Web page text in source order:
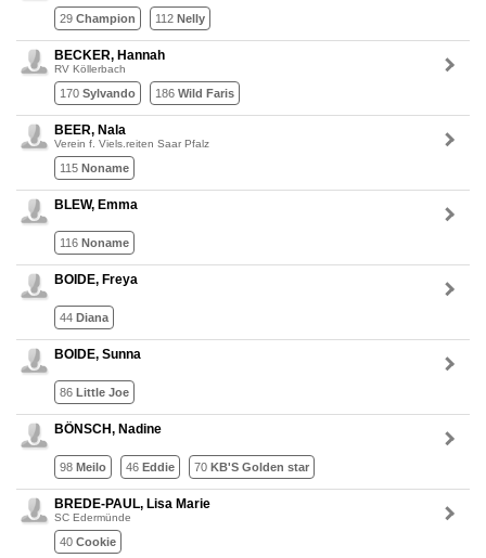
29 Champion 112 Nelly
BECKER, Hannah
RV Köllerbach
170 Sylvando 186 Wild Faris
BEER, Nala
Verein f. Viels.reiten Saar Pfalz
115 Noname
BLEW, Emma
116 Noname
BOIDE, Freya
44 Diana
BOIDE, Sunna
86 Little Joe
BÖNSCH, Nadine
98 Meilo 46 Eddie 70 KB'S Golden star
BREDE-PAUL, Lisa Marie
SC Edermünde
40 Cookie